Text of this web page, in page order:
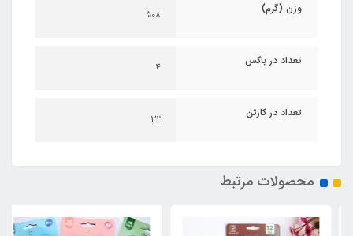
وزن (گرم) 508
تعداد در باکس 4
تعداد در کارتن 32
محصولات مرتبط